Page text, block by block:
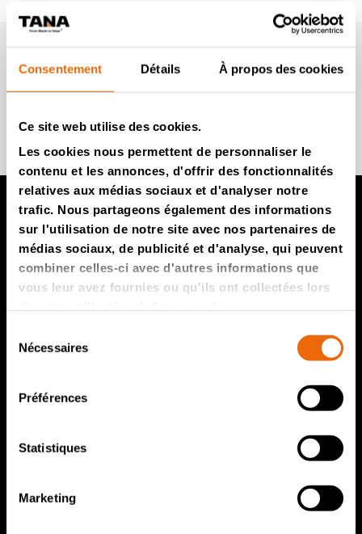
Consentement Détails À propos des cookies
Ce site web utilise des cookies.
Les cookies nous permettent de personnaliser le
contenu et les annonces, d'offrir des fonctionnalités
relatives aux médias sociaux et d'analyser notre
trafic. Nous partageons également des informations
sur l'utilisation de notre site avec nos partenaires de
médias sociaux, de publicité et d'analyse, qui peuvent
combiner celles-ci avec d'autres informations que
vous leur avez fournies ou qu'ils ont collectées lors
duNécessaires
Préférences
Statistiques
Marketing
Newsletter Tana
Produits TANA
Compacteur de décharges TANA
Service et ventes
À notre sujet